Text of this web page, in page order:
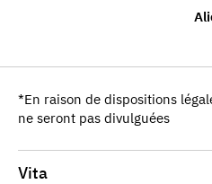
*En raison de dispositions
ne seront pas divulguées
Vita